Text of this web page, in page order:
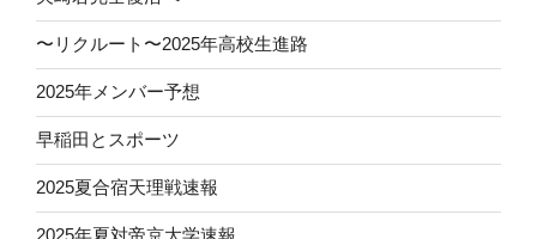
〜リクルート〜2025年高校生進路
2025年メンバー予想
早稲田とスポーツ
2025夏合宿天理戦速報